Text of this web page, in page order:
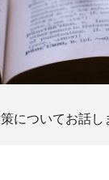
についてお話し